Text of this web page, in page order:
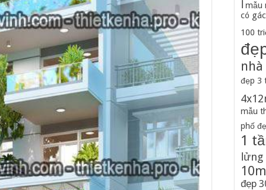
mẫu
có
100
nhà
đẹp 3
mẫu
phố
1
đẹp